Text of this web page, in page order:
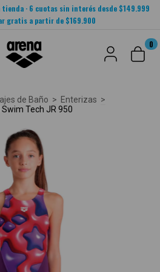
· 6 cuotas sin interés desde $149.999
gratis a partir de $169.900
0
de Baño > Enterizas >
Tech JR 950